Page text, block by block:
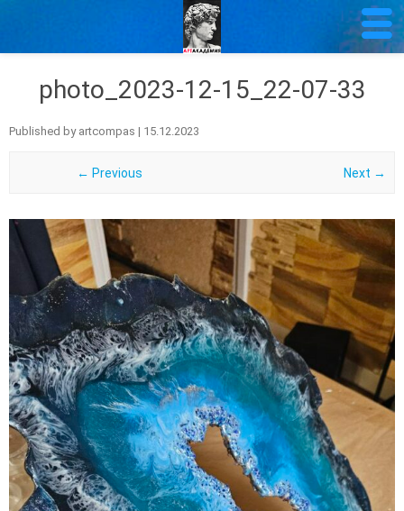
photo_2023-12-15_22-07-33
Published by artcompas | 15.12.2023
← Previous Next →